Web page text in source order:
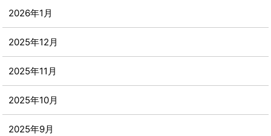
2026年1月
2025年12月
2025年11月
2025年10月
2025年9月